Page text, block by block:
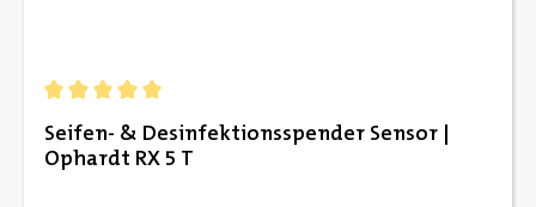
Seifen- & Desinfektionsspender Sensor |
Ophardt RX 5 T